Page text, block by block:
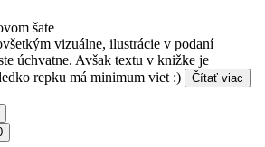
šate
vizuálne, ilustrácie v podaní
úchvatne. Avšak textu v knižke je
repku má minimum viet :)
Čítať viac